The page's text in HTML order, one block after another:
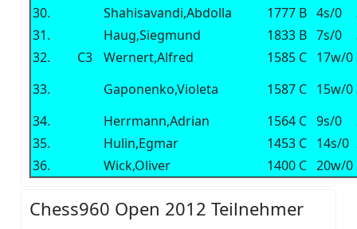
30.
Shahisavandi,Abdolla 1777 B 4s/0
31.
Haug,Siegmund 1833 B 7s/0
32.
C3 Wernert,Alfred 1585 C 17w/0
33.
Gaponenko,Violeta 1587 C 15w/0
34.
Herrmann,Adrian 1564 C 9s/0
35.
Hulin,Egmar 1453 C 14s/0
36.
Wick,Oliver 1400 C 20w/0
Chess960 Open 2012 Teilnehmer